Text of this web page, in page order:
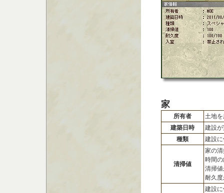
家
所有者
土地
建築日時
建設
種類
建設
清掃値
家の
時間
清掃
耐久
建設